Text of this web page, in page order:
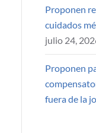
Proponen
cuidados
julio 24,
Proponen
fuera de la